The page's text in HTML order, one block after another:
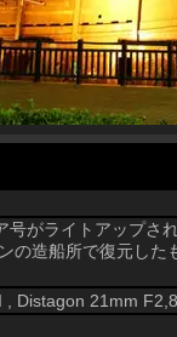
がライトアップさ
の造船所で復元し
, Distagon 21mm F2,8